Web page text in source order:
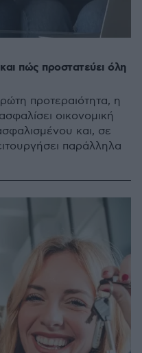
πώς προστατεύει όλη
προτεραιότητα, η
οικονομική
και, σε
παράλληλα